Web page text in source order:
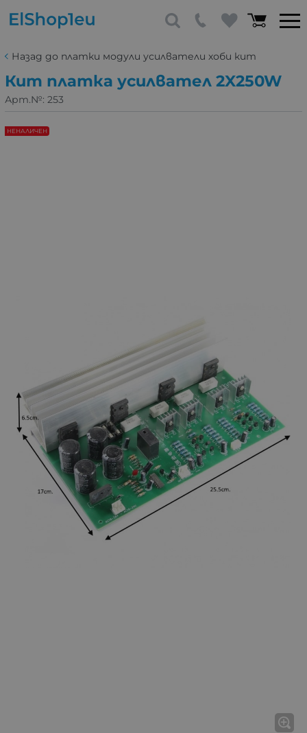
Назад до платки модули усилватели хоби кит
Кит платка усилвател 2X250W
Арт.№: 253
НЕНАЛИЧЕН